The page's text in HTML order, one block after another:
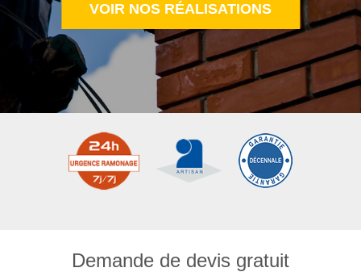
VOIR NOS RÉALISATIONS
Demande de devis gratuit